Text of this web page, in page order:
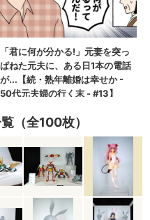
（全100枚）